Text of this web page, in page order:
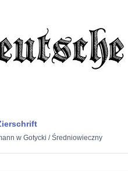
w Gotycki /Średniowieczny